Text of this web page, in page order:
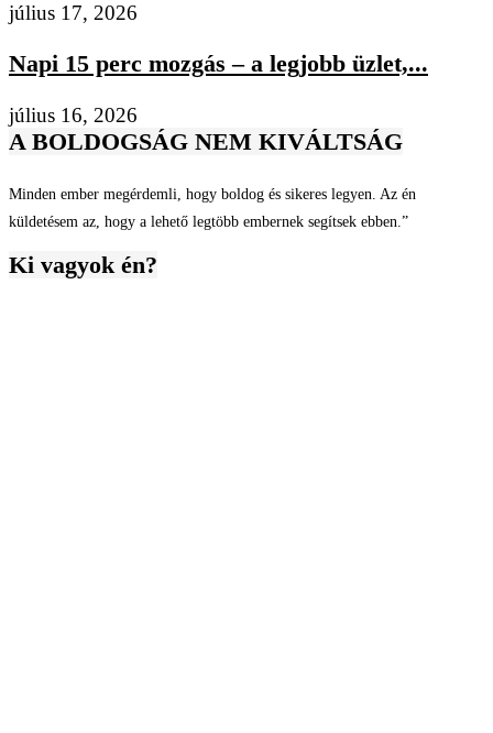
július 17, 2026
Napi 15 perc mozgás – a legjobb üzlet,...
július 16, 2026
A BOLDOGSÁG NEM KIVÁLTSÁG
Minden ember megérdemli, hogy boldog és sikeres legyen. Az én
küldetésem az, hogy a lehető legtöbb embernek segítsek ebben.”
Ki vagyok én?